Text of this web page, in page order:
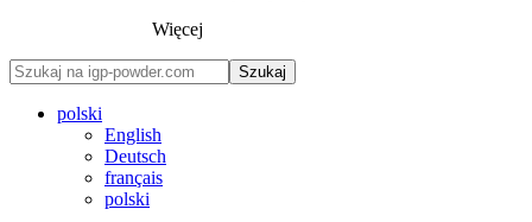
Więcej
Szukaj
polski
English
Deutsch
français
polski